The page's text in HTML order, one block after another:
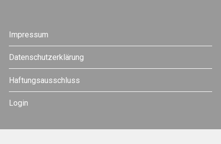
Impressum
Datenschutzerklärung
Haftungsausschluss
Login